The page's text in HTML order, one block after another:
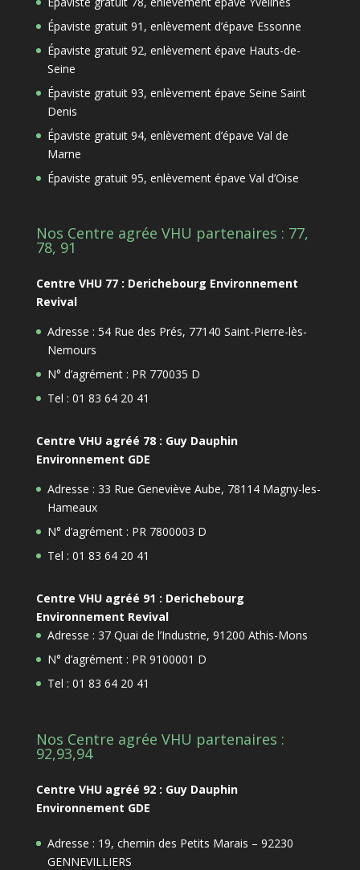
Épaviste gratuit 91, enlèvement d’épave Essonne
Épaviste gratuit 92, enlèvement épave Hauts-de-
Seine
Épaviste gratuit 93, enlèvement épave Seine Saint
Denis
Épaviste gratuit 94, enlèvement d’épave Val de
Marne
Épaviste gratuit 95, enlèvement épave Val d’Oise
Nos Centre agrée VHU partenaires : 77,
78, 91
Centre VHU 77 : Derichebourg Environnement
Revival
Adresse : 54 Rue des Prés, 77140 Saint-Pierre-lès-
Nemours
N° d’agrément : PR 770035 D
Tel : 01 83 64 20 41
Centre VHU agréé 78 : Guy Dauphin
Environnement GDE
Adresse : 33 Rue Geneviève Aube, 78114 Magny-les-
Hameaux
N° d’agrément : PR 7800003 D
Tel : 01 83 64 20 41
Centre VHU agréé 91 : Derichebourg
Environnement Revival
Adresse : 37 Quai de l’Industrie, 91200 Athis-Mons
N° d’agrément : PR 9100001 D
Tel : 01 83 64 20 41
Nos Centre agrée VHU partenaires :
92,93,94
Centre VHU agréé 92 : Guy Dauphin
Environnement GDE
Adresse : 19, chemin des Petits Marais – 92230
GENNEVILLIERS